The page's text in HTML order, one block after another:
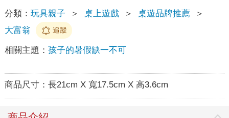
分類： 玩具親子 ＞ 桌上遊戲 ＞ 桌遊品牌推薦
＞
大富翁
追蹤
相關主題： 孩子的暑假缺一不可
商品尺寸： 長21cm X 寬17.5cm X 高3.6cm